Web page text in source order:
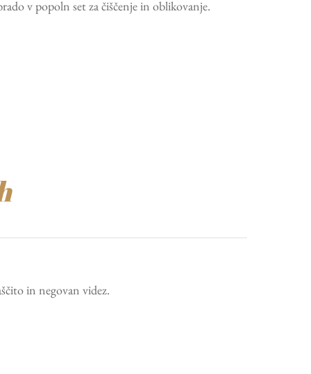
v popoln set za čiščenje in oblikovanje.
in negovan videz.